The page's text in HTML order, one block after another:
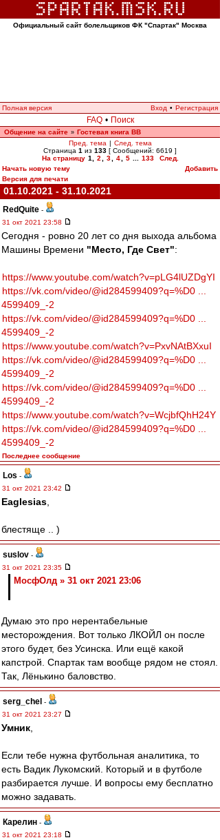
Официальный сайт болельщиков ФК "Спартак" Москва
Полная версия Вход • Регистрация
FAQ • Поиск
Общение на сайте » Гостевая книга ВВ
Пред. тема | След. тема
Страница 1 из 133 [ Сообщений: 6619 ]
На страницу 1 2 3 4 5 133
След.
Начать новую тему
Добавить
Версия для печати
01.10.2021 - 31.10.2021
RedQuite -
31 окт 2021 23:58
Сегодня - ровно 20 лет со дня выхода альбома
Машины Времени "Место, Где Свет":
https://www.youtube.com/watch?v=pLG4lUZDgYI
https://vk.com/video/@id284599409?q=%D0 ...
4599409_-2
https://vk.com/video/@id284599409?q=%D0 ...
4599409_-2
https://www.youtube.com/watch?v=PxvNAtBXxuI
https://vk.com/video/@id284599409?q=%D0 ...
4599409_-2
https://vk.com/video/@id284599409?q=%D0 ...
4599409_-2
https://www.youtube.com/watch?v=WcjbfQhH24Y
https://vk.com/video/@id284599409?q=%D0 ...
4599409_-2
Последнее сообщение
Los -
31 окт 2021 23:42
Eaglesias
блестяще .. )
suslov -
31 окт 2021 23:35
МосфОлд » 31 окт 2021 23:06
Думаю это про нерентабельные
месторождения. Вот только ЛКОЙЛ он после
этого будет, без Усинска. Или ещё какой
капстрой. Спартак там вообще рядом не стоял.
Так, Лёнькино баловство.
serg_chel -
31 окт 2021 23:27
Умник
Если тебе нужна футбольная аналитика, то
есть Вадик Лукомский. Который и в футболе
разбирается лучше. И вопросы ему бесплатно
можно задавать.
Карелин -
31 окт 2021 23:18